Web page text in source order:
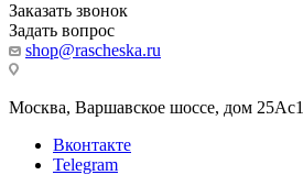
Заказать звонок
Задать вопрос
shop@rascheska.ru
Москва, Варшавское шоссе, дом
Вконтакте
Telegram